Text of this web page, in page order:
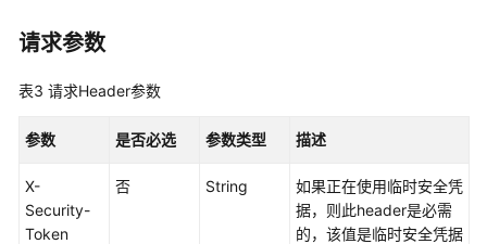
限
管
加
请求参数
表3 请求Header参数
参数 是否必选 参数类型 描述
X-
Security-
Token
否 String
如果正在使用临时安全凭
据，则此header是必需
的，该值是临时安全凭据